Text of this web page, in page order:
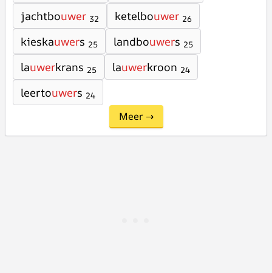
jachtbouwer 32 ketelbouwer 26
kieskauwers 25 landbouwers 25
lauwerkrans 25 lauwerkroon 24
leertouwers 24
Meer →